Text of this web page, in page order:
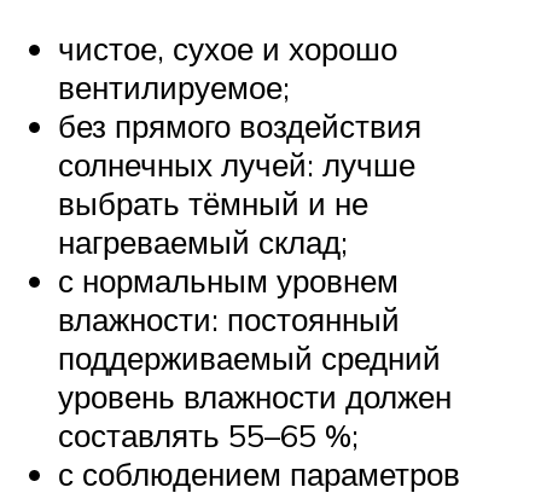
чистое, сухое и хорошо
вентилируемое;
без прямого воздействия
солнечных лучей: лучше
выбрать тёмный и не
нагреваемый склад;
с нормальным уровнем
влажности: постоянный
поддерживаемый средний
уровень влажности должен
составлять 55–65 %;
с соблюдением параметров